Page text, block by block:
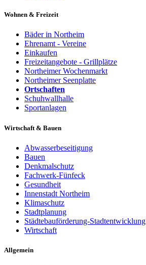
Wohnen & Freizeit
Bäder in Northeim
Ehrenamt - Vereine
Einkaufen
Freizeitangebote - Grillplätze
Northeimer Wochenmarkt
Northeimer Seenplatte
Ortschaften
Schuhwallhalle
Sportanlagen
Wirtschaft & Bauen
Abwasserbeseitigung
Bauen
Denkmalschutz
Fachwerk-Fünfeck
Gesundheit
Innenstadt Northeim
Klimaschutz
Stadtplanung
Städtebauförderung-Stadtentwicklung
Wirtschaft
Allgemein